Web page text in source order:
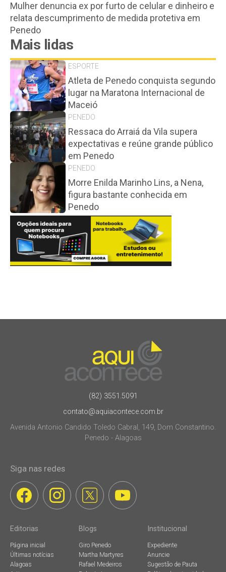
Mulher denuncia ex por furto de celular e dinheiro e
relata descumprimento de medida protetiva em
Penedo
Mais lidas
ESPORTE
Atleta de Penedo conquista segundo
lugar na Maratona Internacional de
Maceió
PENEDO
Ressaca do Arraiá da Vila supera
expectativas e reúne grande público
em Penedo
PENEDO
Morre Enilda Marinho Lins, a Nena,
figura bastante conhecida em
Penedo
(82) 3551.5091
contato@aquiacontece.com.br
Avenida Antonio Candido Toledo Cabral, 149, Dom Constantino.
Penedo - Alagoas
Siga nas redes
Editorias
Página inicial
Últimas notícias
Alagoas
Blogs
Giro Penedo
Martha Martyres
Rafael Medeiros
Institucional
Expediente
Anuncie
Sugestão de Pauta